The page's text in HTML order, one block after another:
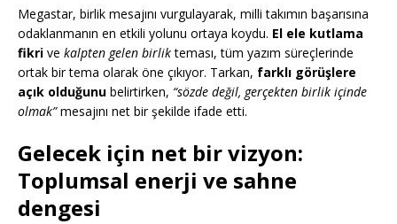
Megastar, birlik mesajını vurgulayarak, milli takımın başarısına
odaklanmanın en etkili yolunu ortaya koydu. El ele kutlama
fikri ve kalpten gelen birlikteması, tüm yazım süreçlerinde
ortak bir tema olarak öne çıkıyor. Tarkan, farklı görüşlere
açık olduğunu belirtirken, “sözde değil, gerçekten birlik içinde
olmak”mesajını net bir şekilde ifade etti.
Gelecek için net bir vizyon:
Toplumsal enerji ve sahne
dengesi